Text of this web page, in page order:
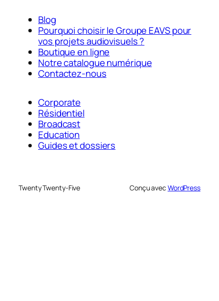
Blog
Pourquoi choisir le Groupe EAVS pour
vos projets audiovisuels ?
Boutique en ligne
Notre catalogue numérique
Contactez-nous
Corporate
Résidentiel
Broadcast
Education
Guides et dossiers
Twenty Twenty-Five Conçu avec WordPress